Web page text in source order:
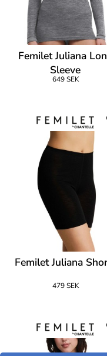
Femilet Juliana
Sleeve
649 SEK
Femilet Juliana
479 SEK